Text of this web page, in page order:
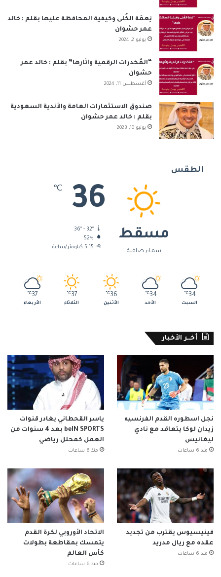
S
نِعمَة الكُلى وكيفية المحافظة عليها بقلم : خالد
عمر حشوان
يوليو 2, 2024
“المُخدرات الرقمية وآثارها” بقلم : خالد عمر
حشوان
أغسطس 11, 2024
صندوق الاستثمارات العامة والأندية السعودية
بقلم : خالد عمر حشوان
يونيو 10, 2023
الطقس
مسقط
سماء صافية
36
℃
36º - 32º
52%
5.15 كيلومتر/ساعة
34
℃
السبت
34
℃
الأحد
36
℃
الأثنين
37
℃
الثلاثاء
37
℃
الأربعاء
أخــر الأخبار
نجل اسطوره القدم الفرنسيه
زيدان لوكا يتعاقد مع نادي
ليغانيس
منذ 6 ساعات
ياسر القحطاني يغادر قنوات
beIN SPORTS بعد 4 سنوات من
العمل كمحلل رياضي
منذ 6 ساعات
فينيسيوس يقترب من تجديد
عقده مع ريال مدريد
منذ 6 ساعات
الاتحاد الأوروبي لكرة القدم
يتمسك بمقاطعة بطولات
كأس العالم
منذ 6 ساعات